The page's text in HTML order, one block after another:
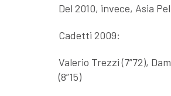
Del 2010, invece, Asia
Cadetti 2009:
Valerio Trezzi (7”72),
(8”15)